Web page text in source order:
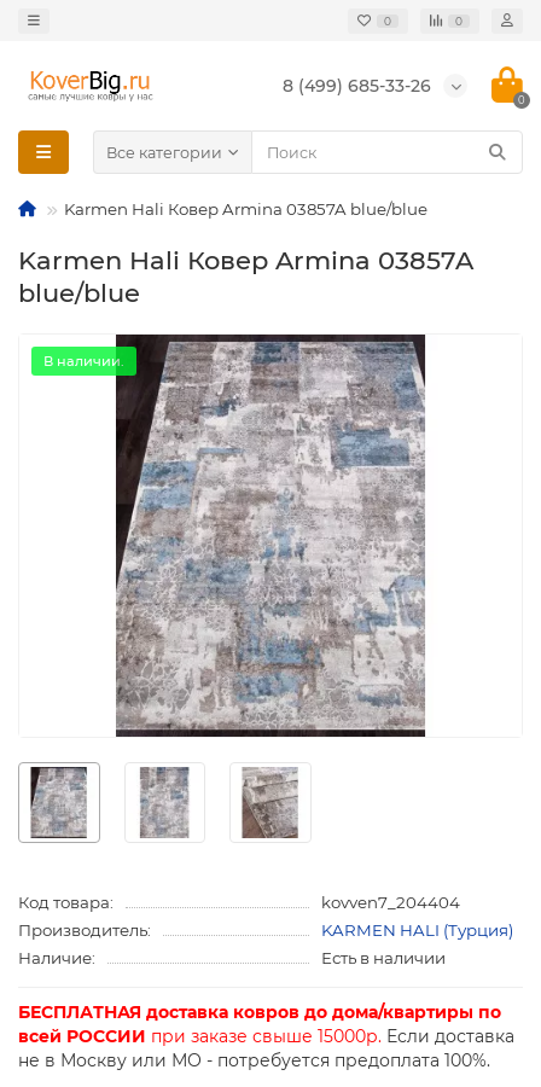
0 0
8 (499) 685-33-26
0
Все категории
Karmen Hali Ковер Armina 03857A blue/blue
Karmen Hali Ковер Armina 03857A
blue/blue
В наличии.
Код товара:
kovven7_204404
Производитель:
KARMEN HALI (Турция)
Наличие:
Есть в наличии
БЕСПЛАТНАЯ доставка ковров до дома/квартиры по
всей РОССИИ при заказе свыше 15000р. Если доставка
не в Москву или МО - потребуется предоплата 100%.